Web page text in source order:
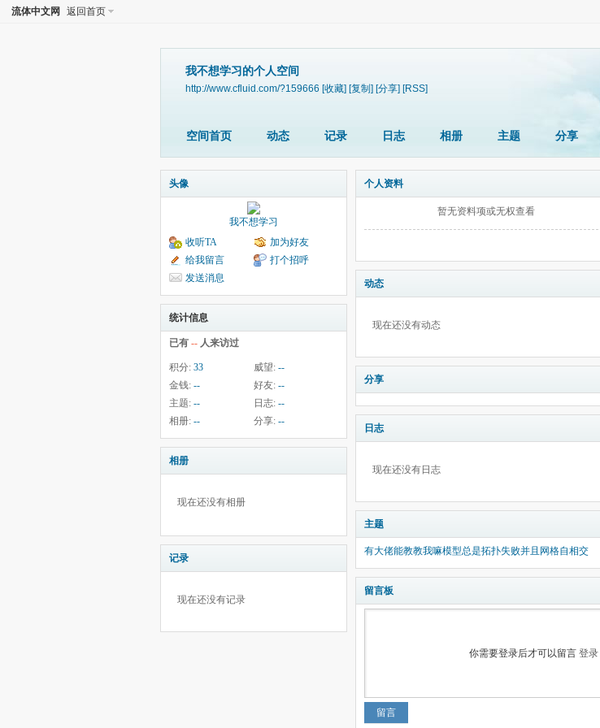
流体中文网 返回首页
我不想学习的个人空间
http://www.cfluid.com/?159666 [收藏] [复制] [分享] [RSS]
空间首页 动态 记录 日志 相册 主题 分享
头像
我不想学习
收听TA
加为好友
给我留言
打个招呼
发送消息
统计信息
已有 -- 人来访过
积分: 33 威望: --
金钱: -- 好友: --
主题: -- 日志: --
相册: -- 分享: --
相册
现在还没有相册
记录
现在还没有记录
个人资料
暂无资料项或无权查看
动态
现在还没有动态
分享
日志
现在还没有日志
主题
有大佬能教教我嘛模型总是拓扑失败并且网格自相交
留言板
你需要登录后才可以留言 登录|
留言